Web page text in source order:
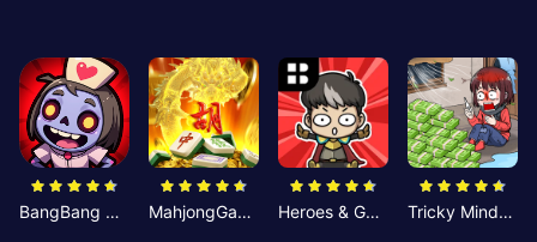
BangBang Zombies:Chiến Shelter MahjongGame Heroes & Gear? Yoink! Tricky Minds: Brainy Puzzle